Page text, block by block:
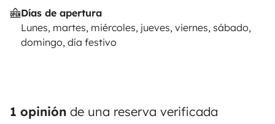
Días de apertura
Lunes, martes, miércoles, jueves, viernes, sábado,
domingo, día festivo
1 opinión de una reserva verificada